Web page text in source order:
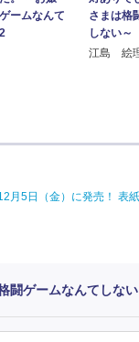
ームなんて
さまは格
しない
江島 絵
月5日（金）に発売！ 表
闘ゲームなんてし